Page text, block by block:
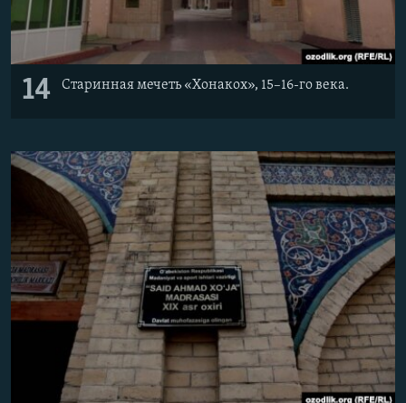
14 Старинная мечеть «Хонакох», 15–16-го века.